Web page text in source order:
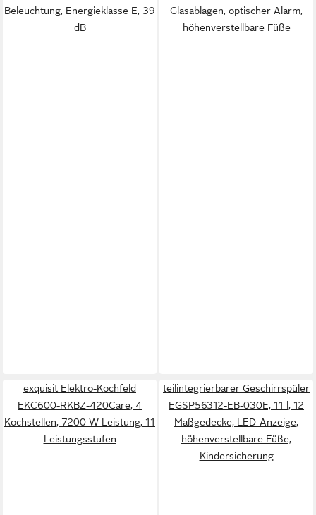
Beleuchtung, Energieklasse E, 39
dB
Glasablagen, optischer Alarm,
höhenverstellbare Füße
exquisit Elektro-Kochfeld
EKC600-RKBZ-420Care, 4
Kochstellen, 7200 W Leistung, 11
Leistungsstufen
teilintegrierbarer Geschirrspüler
EGSP56312-EB-030E, 11 l, 12
Maßgedecke, LED-Anzeige,
höhenverstellbare Füße,
Kindersicherung